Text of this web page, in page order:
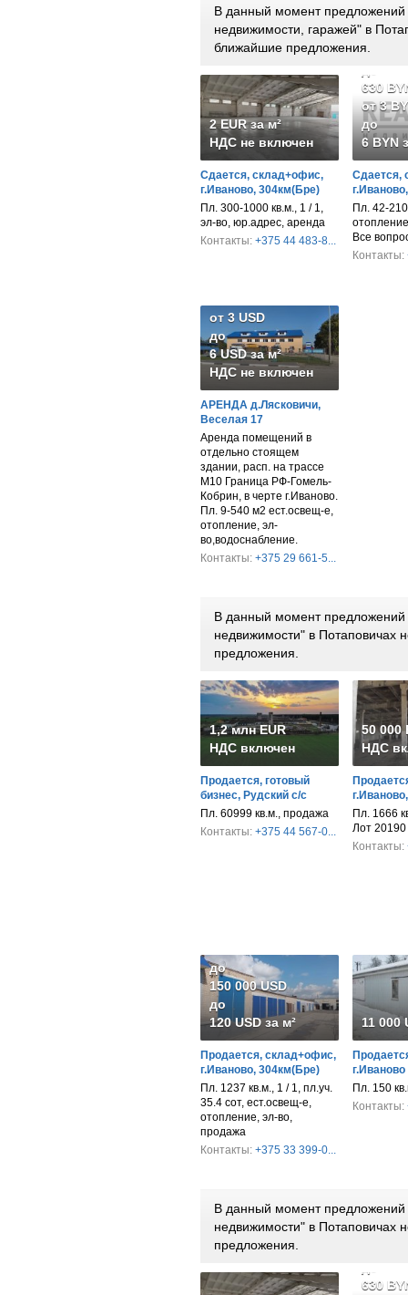
В данный момент предложений
недвижимости, гаражей" в
ближайшие предложения.
2 EUR за м²
НДС не включен
Сдается, склад+офис,
г.Иваново, 304км(Бре)
Пл. 300-1000 кв.м., 1 / 1,
эл-во, юр.адрес, аренда
Контакты: +375 44 483-8...
от 252
630
от 3
до
6 BYN
Сдается,
Пл. 42-210
Все
Контакты:
от 3 USD
до
6 USD за м²
НДС не включен
АРЕНДА д.Лясковичи,
Веселая 17
Аренда помещений в
отдельно стоящем
здании, расп. на трассе
М10 Граница РФ-Гомель-
Кобрин, в черте г.Иваново.
Пл. 9-540 м2 ест.освещ-е,
отопление, эл-
во,водоснабление.
Контакты: +375 29 661-5...
В данный момент
недвижимости" в Потаповичах
предложения.
1,2 млн EUR
НДС включен
Продается, готовый
бизнес, Рудский с/с
Пл. 60999 кв.м., продажа
Контакты: +375 44 567-0...
50 000
НДС
Пл. 1666
Лот 20190
Контакты:
до
150 000 USD
до
120 USD за м²
Продается, склад+офис,
г.Иваново, 304км(Бре)
Пл. 1237 кв.м., 1 / 1, пл.уч.
35.4 сот, ест.освещ-е,
отопление, эл-во,
продажа
Контакты: +375 33 399-0...
11 000
г.Иваново
Пл. 150
Контакты:
В данный момент предложений
недвижимости" в Потаповичах
предложения.
630